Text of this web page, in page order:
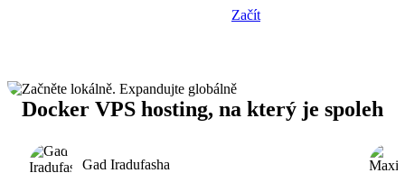
Začít
Docker VPS hosting, na který je spoleh
Gad Iradufasha